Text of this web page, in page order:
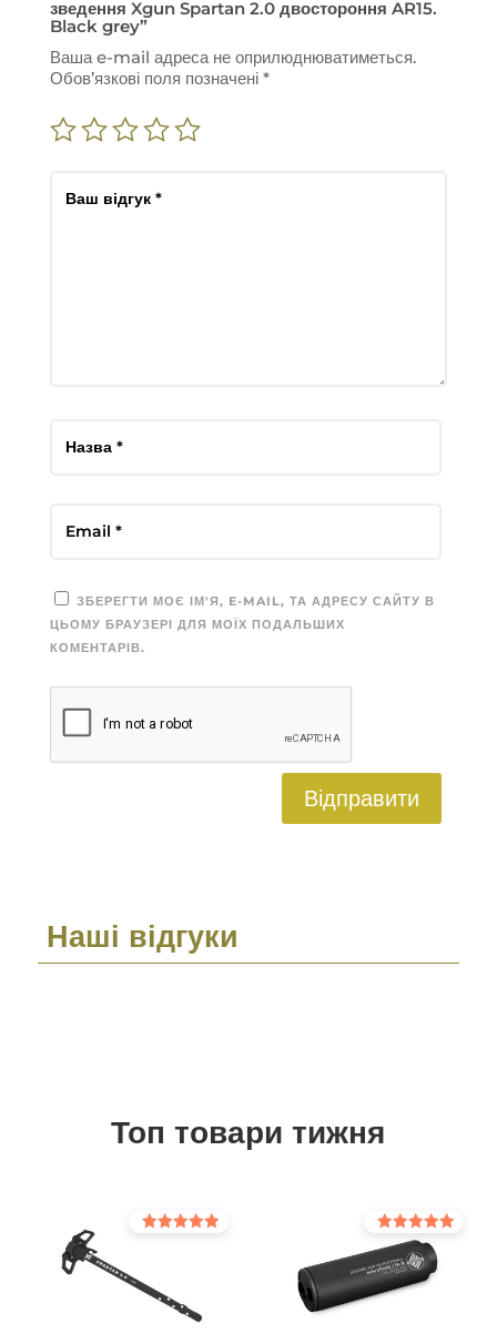
зведення Xgun Spartan 2.0 двостороння AR15.
Black grey”
Ваша e-mail адреса не оприлюднюватиметься.
Обов’язкові поля позначені *
ЗБЕРЕГТИ МОЄ ІМ'Я, E-MAIL, ТА АДРЕСУ САЙТУ В
ЦЬОМУ БРАУЗЕРІ ДЛЯ МОЇХ ПОДАЛЬШИХ
КОМЕНТАРІВ.
Відправити
Наші відгуки
Топ товари тижня
Оцінено в
5.00
з 5